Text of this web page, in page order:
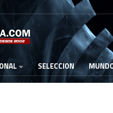
SELECCION